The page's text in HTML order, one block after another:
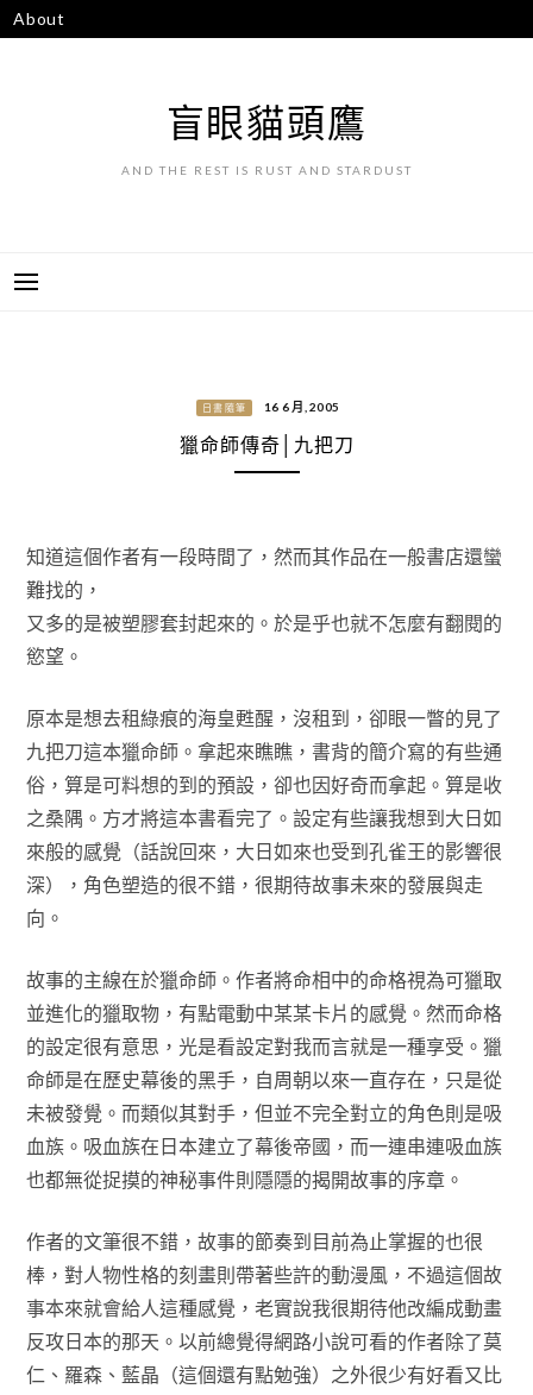
跳
至
About
盲眼貓頭鷹
AND THE REST IS RUST AND STARDUST
日書隨筆 16 6 月, 2005
獵命師傳奇│九把刀
知道這個作者有一段時間了，然而其作品在一般書店還蠻
難找的，
又多的是被塑膠套封起來的。於是乎也就不怎麼有翻閱的
慾望。
原本是想去租綠痕的海皇甦醒，沒租到，卻眼一瞥的見了
九把刀這本獵命師。拿起來瞧瞧，書背的簡介寫的有些通
俗，算是可料想的到的預設，卻也因好奇而拿起。算是收
之桑隅。方才將這本書看完了。設定有些讓我想到大日如
來般的感覺（話說回來，大日如來也受到孔雀王的影響很
深），角色塑造的很不錯，很期待故事未來的發展與走
向。
故事的主線在於獵命師。作者將命相中的命格視為可獵取
並進化的獵取物，有點電動中某某卡片的感覺。然而命格
的設定很有意思，光是看設定對我而言就是一種享受。獵
命師是在歷史幕後的黑手，自周朝以來一直存在，只是從
未被發覺。而類似其對手，但並不完全對立的角色則是吸
血族。吸血族在日本建立了幕後帝國，而一連串連吸血族
也都無從捉摸的神秘事件則隱隱的揭開故事的序章。
作者的文筆很不錯，故事的節奏到目前為止掌握的也很
棒，對人物性格的刻畫則帶著些許的動漫風，不過這個故
事本來就會給人這種感覺，老實說我很期待他改編成動畫
反攻日本的那天。以前總覺得網路小說可看的作者除了莫
仁、羅森、藍晶（這個還有點勉強）之外很少有好看又比